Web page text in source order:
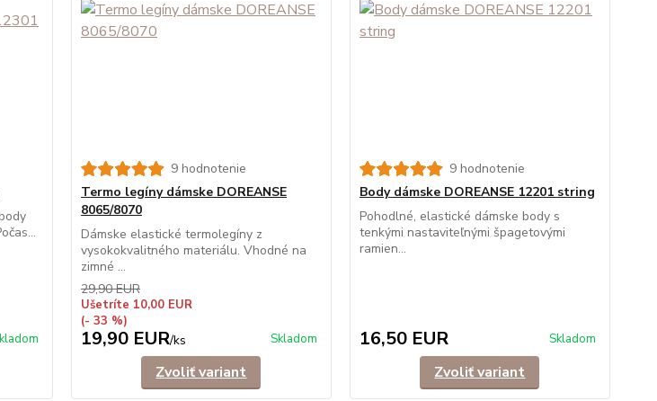
9 hodnotenie
Termo legíny dámske DOREANSE
8065/8070
Dámske elastické termolegíny z
vysokokvalitného materiálu. Vhodné na
zimné ...
29,90 EUR
Ušetríte 10,00 EUR
(- 33 %)
19,90 EUR/ks Skladom
Zvoliť variant
9 hodnotenie
Body dámske DOREANSE 12201 string
Pohodlné, elastické dámske body s
tenkými nastaviteľnými špagetovými
ramien...
16,50 EUR Skladom
Zvoliť variant